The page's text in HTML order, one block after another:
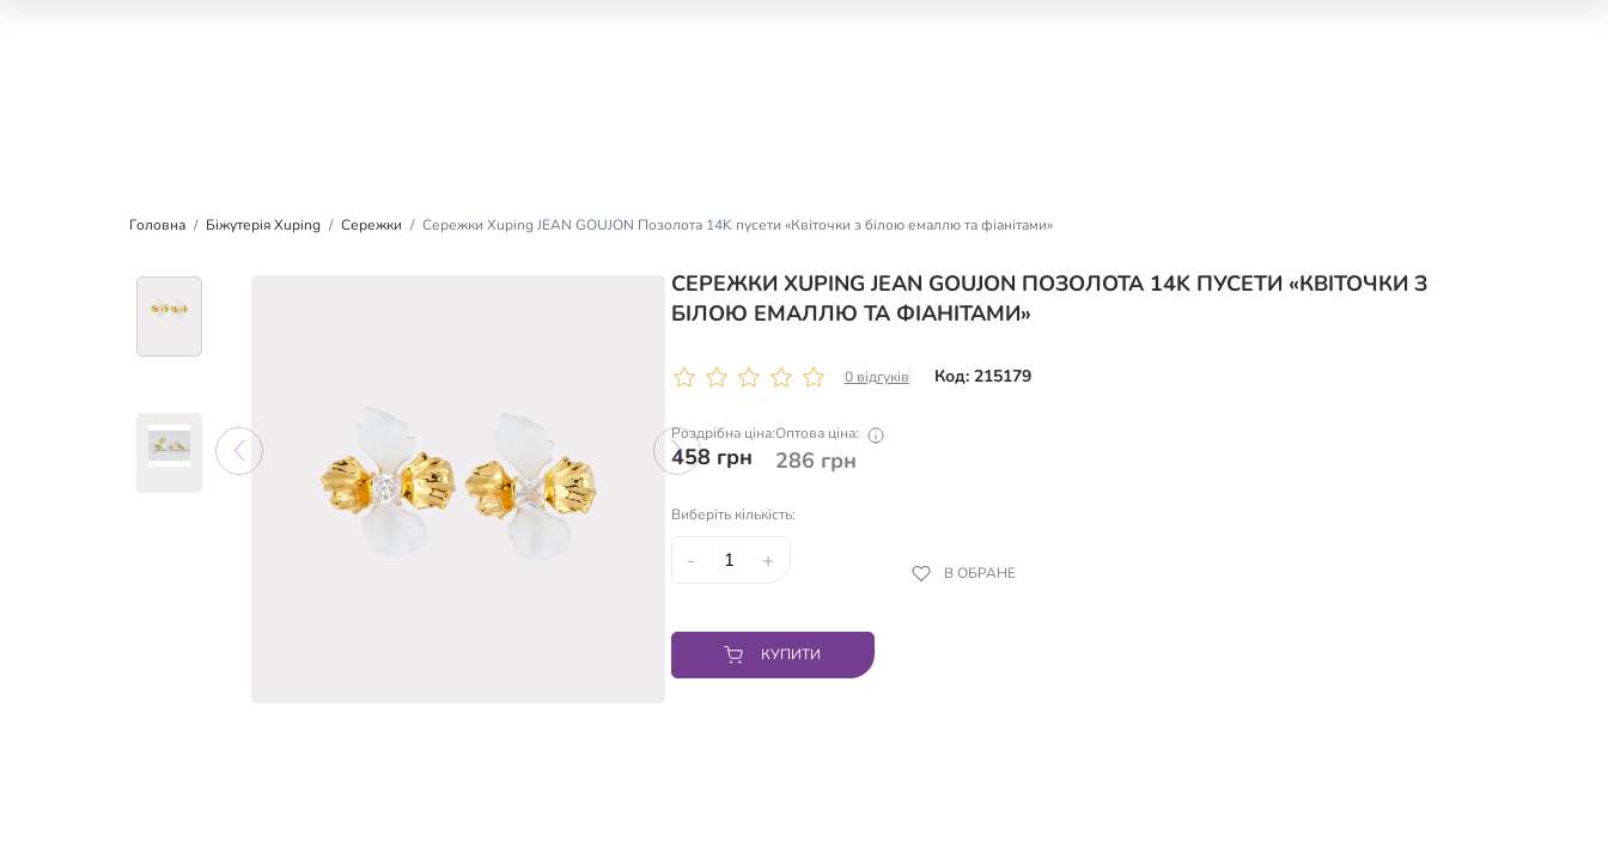
Головна Біжутерія Xuping Сережки Сережки Xuping JEAN GOUJON Позолота 14K пусети «Квіточки з білою емаллю та фіанітами»
СЕРЕЖКИ XUPING JEAN GOUJON ПОЗОЛОТА 14K ПУСЕТИ «КВІТОЧКИ З
БІЛОЮ ЕМАЛЛЮ ТА ФІАНІТАМИ»
0 відгуків Код: 215179
Роздрібна ціна:
458 грн
Оптова ціна:
286 грн
Виберіть кількість:
- + В ОБРАНЕ
КУПИТИ